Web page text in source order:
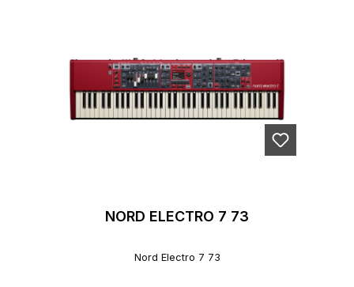
NORD ELECTRO 7 73
Nord Electro 7 73